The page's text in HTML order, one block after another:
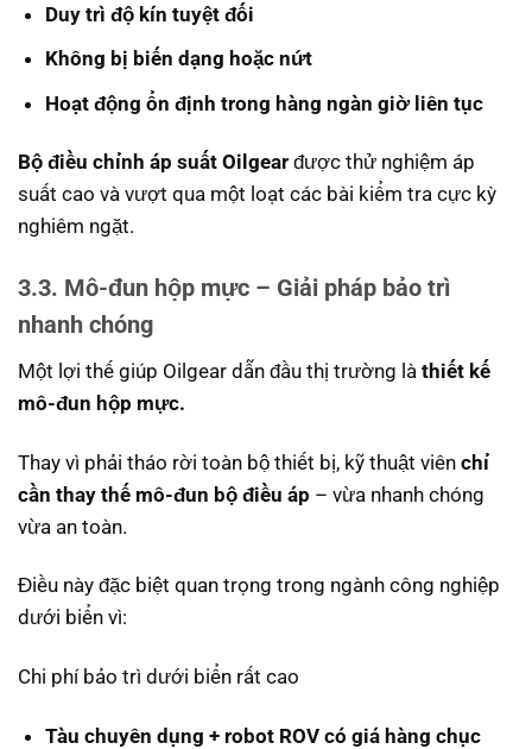
Duy trì độ kín tuyệt đối
Không bị biến dạng hoặc nứt
Hoạt động ổn định trong hàng ngàn giờ liên tục
Bộ điều chỉnh áp suất Oilgear được thử nghiệm áp
suất cao và vượt qua một loạt các bài kiểm tra cực kỳ
nghiêm ngặt.
3.3. Mô-đun hộp mực – Giải pháp bảo trì
nhanh chóng
Một lợi thế giúp Oilgear dẫn đầu thị trường là thiết kế
mô-đun hộp mực.
Thay vì phải tháo rời toàn bộ thiết bị, kỹ thuật viên chỉ
cần thay thế mô-đun bộ điều áp – vừa nhanh chóng
vừa an toàn.
Điều này đặc biệt quan trọng trong ngành công nghiệp
dưới biển vì:
Chi phí bảo trì dưới biển rất cao
Tàu chuyên dụng + robot ROV có giá hàng chục